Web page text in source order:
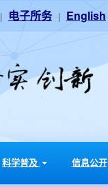
| 电子所务 | English
科学普及 信息公开